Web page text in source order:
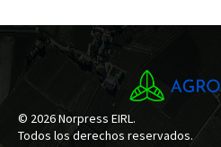
© 2026 Norpress EIRL.
Todos los derechos reservados.